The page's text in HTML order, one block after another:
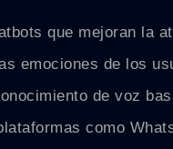
que mejoran la
emociones de los
de voz
como